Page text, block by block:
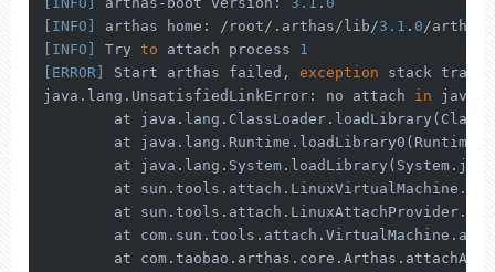
[INFO]
arthas home: /root/.arthas/lib/3.1 . 0
[INFO]
Try to attach process 1
[ERROR]
Start arthas failed, exception stack trace:
java.lang.UnsatisfiedLinkError: no attach in
        at java.lang.
ClassLoader . load
        at java.lang.
Runtime . load Library0(Runtime.
        at java.lang.
System . load Library(System. java
at
        at sun.tools.attach.
LinuxAttachProvider .
        at com.sun.tools.attach.
VirtualMachine .
        at com.taobao.arthas.core.
Arthas . attach